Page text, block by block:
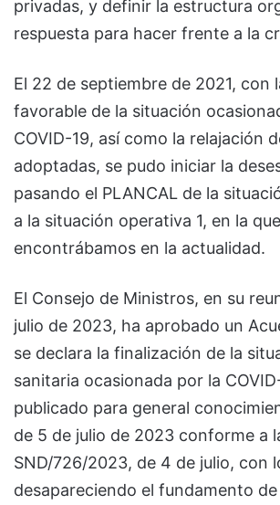
privadas, y definir la estructura
respuesta para hacer frente a la
El 22 de septiembre de 2021, con
favorable de la situación
COVID-19, así como la relajación
adoptadas, se pudo iniciar la
pasando el PLANCAL de la
a la situación operativa 1, en la
encontrábamos en la actualidad.
El Consejo de Ministros, en su
julio de 2023, ha aprobado un
se declara la finalización de la
sanitaria ocasionada por la
publicado para general
de 5 de julio de 2023 conforme a
SND/726/2023, de 4 de julio, con
desapareciendo el fundamento